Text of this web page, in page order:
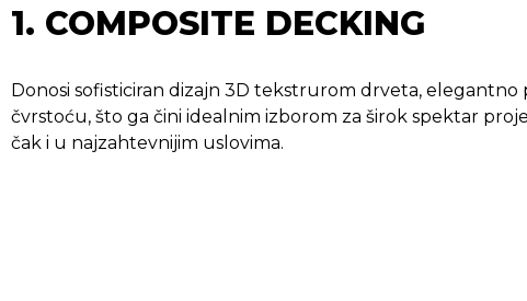
1. COMPOSITE DECKING
Donosi sofisticiran dizajn 3D tekstrurom drveta,
čvrstoću, što ga čini idealnim izborom za širok spektar
čak i u najzahtevnijim uslovima.